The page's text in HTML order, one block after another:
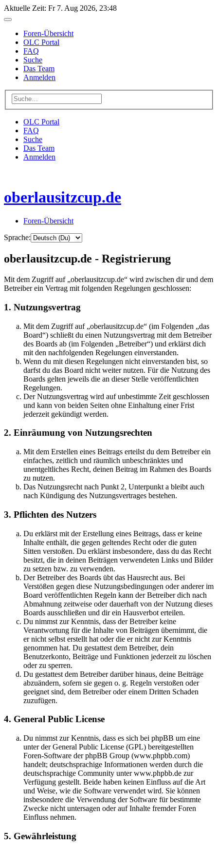
Aktuelle Zeit: Fr 7. Aug 2026, 23:48
Foren-Übersicht
OLC Portal
FAQ
Suche
Das Team
Anmelden
OLC Portal
FAQ
Suche
Das Team
Anmelden
oberlausitzcup.de
Foren-Übersicht
Sprache:
oberlausitzcup.de - Registrierung
Mit dem Zugriff auf „oberlausitzcup.de“ wird zwischen dir und dem
Betreiber ein Vertrag mit folgenden Regelungen geschlossen:
1. Nutzungsvertrag
Mit dem Zugriff auf „oberlausitzcup.de“ (im Folgenden „das
Board“) schließt du einen Nutzungsvertrag mit dem Betreiber
des Boards ab (im Folgenden „Betreiber“) und erklärst dich
mit den nachfolgenden Regelungen einverstanden.
Wenn du mit diesen Regelungen nicht einverstanden bist, so
darfst du das Board nicht weiter nutzen. Für die Nutzung des
Boards gelten jeweils die an dieser Stelle veröffentlichten
Regelungen.
Der Nutzungsvertrag wird auf unbestimmte Zeit geschlossen
und kann von beiden Seiten ohne Einhaltung einer Frist
jederzeit gekündigt werden.
2. Einräumung von Nutzungsrechten
Mit dem Erstellen eines Beitrags erteilst du dem Betreiber ein
einfaches, zeitlich und räumlich unbeschränktes und
unentgeltliches Recht, deinen Beitrag im Rahmen des Boards
zu nutzen.
Das Nutzungsrecht nach Punkt 2, Unterpunkt a bleibt auch
nach Kündigung des Nutzungsvertrages bestehen.
3. Pflichten des Nutzers
Du erklärst mit der Erstellung eines Beitrags, dass er keine
Inhalte enthält, die gegen geltendes Recht oder die guten
Sitten verstoßen. Du erklärst insbesondere, dass du das Recht
besitzt, die in deinen Beiträgen verwendeten Links und Bilder
zu setzen bzw. zu verwenden.
Der Betreiber des Boards übt das Hausrecht aus. Bei
Verstößen gegen diese Nutzungsbedingungen oder anderer im
Board veröffentlichten Regeln kann der Betreiber dich nach
Abmahnung zeitweise oder dauerhaft von der Nutzung dieses
Boards ausschließen und dir ein Hausverbot erteilen.
Du nimmst zur Kenntnis, dass der Betreiber keine
Verantwortung für die Inhalte von Beiträgen übernimmt, die
er nicht selbst erstellt hat oder die er nicht zur Kenntnis
genommen hat. Du gestattest dem Betreiber, dein
Benutzerkonto, Beiträge und Funktionen jederzeit zu löschen
oder zu sperren.
Du gestattest dem Betreiber darüber hinaus, deine Beiträge
abzuändern, sofern sie gegen o. g. Regeln verstoßen oder
geeignet sind, dem Betreiber oder einem Dritten Schaden
zuzufügen.
4. General Public License
Du nimmst zur Kenntnis, dass es sich bei phpBB um eine
unter der General Public License (GPL) bereitgestellten
Foren-Software der phpBB Group (www.phpbb.com)
handelt; deutschsprachige Informationen werden durch die
deutschsprachige Community unter www.phpbb.de zur
Verfügung gestellt. Beide haben keinen Einfluss auf die Art
und Weise, wie die Software verwendet wird. Sie können
insbesondere die Verwendung der Software für bestimmte
Zwecke nicht untersagen oder auf Inhalte fremder Foren
Einfluss nehmen.
5. Gewährleistung